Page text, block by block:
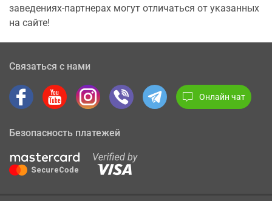
заведениях-партнерах могут отличаться от указанных
на сайте!
Связаться с нами
Онлайн чат
Безопасность платежей